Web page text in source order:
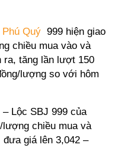
Quý 999 hiện giao
chiều mua vào và
ra, tăng lần lượt 150
lượng so với hôm
Lộc SBJ 999 của
lượng chiều mua và
giá lên 3,042 –